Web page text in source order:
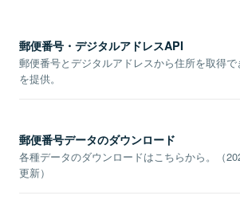
郵便番号・デジタルアドレスAPI
郵便番号とデジタルアドレスから住所を取得
を提供。
郵便番号データのダウンロード
各種データのダウンロードはこちらから。（
更新）